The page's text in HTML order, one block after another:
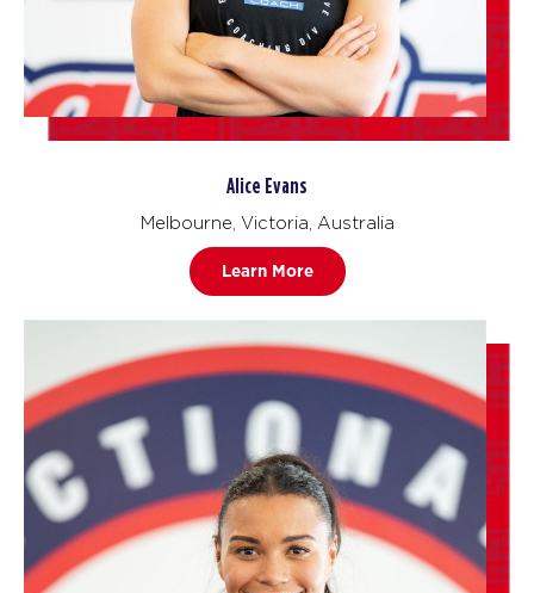
Alice Evans
Melbourne, Victoria, Australia
Learn More